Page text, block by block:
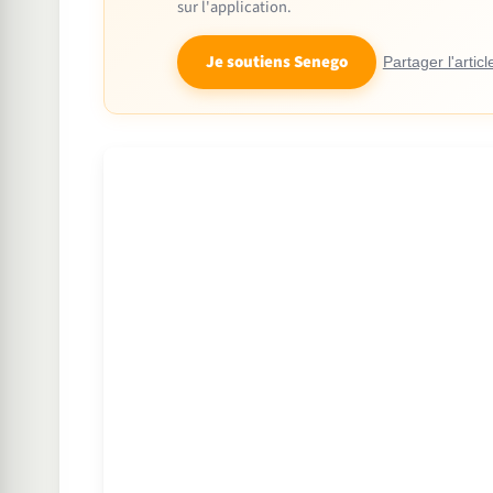
sur l'application.
Je soutiens Senego Partager